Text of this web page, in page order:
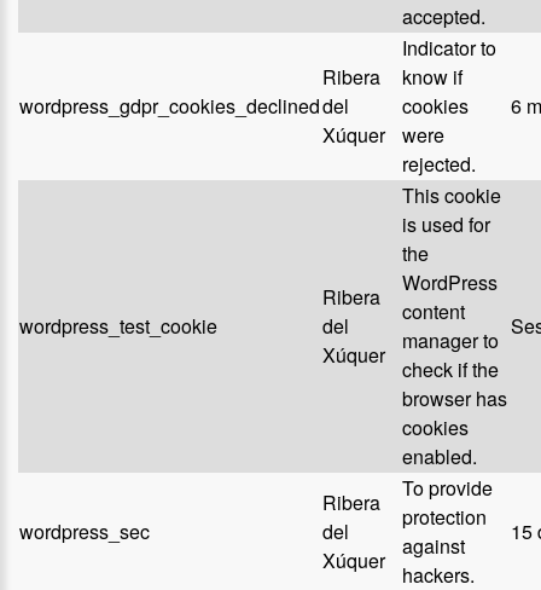
accepted.
wordpress_gdpr_cookies_declined
Ribera
del
Xúquer
Indicator to
know if
cookies
were
rejected.
6
wordpress_test_cookie
Ribera
del
Xúquer
This cookie
is used for
the
WordPress
content
manager to
check if the
browser has
cookies
enabled.
wordpress_sec
Ribera
del
Xúquer
To provide
protection
against
hackers.
15